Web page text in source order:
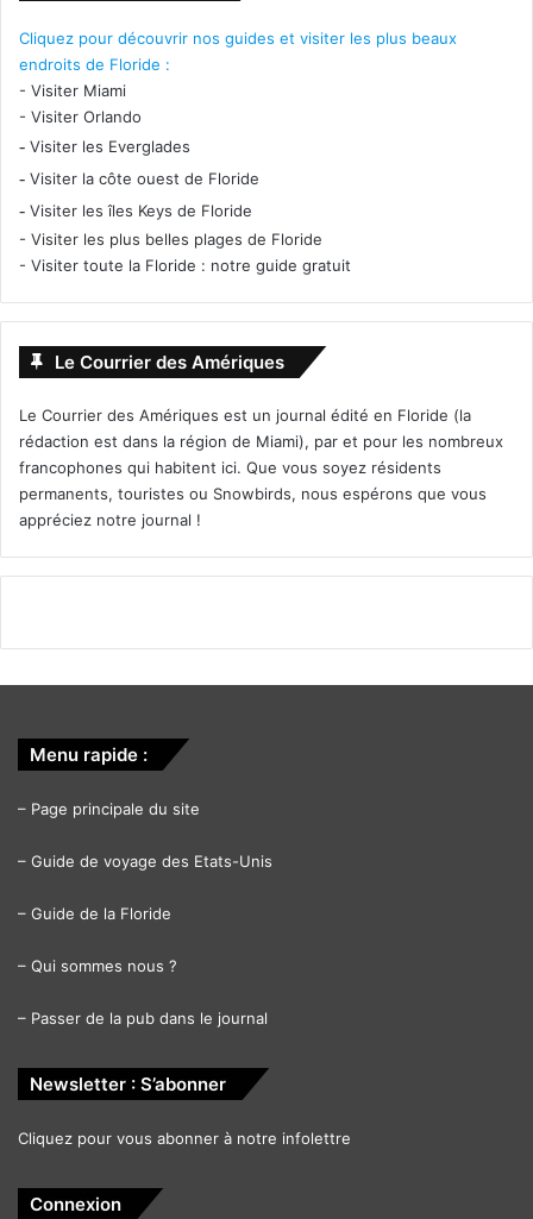
Cliquez pour découvrir nos guides et visiter les plus beaux
endroits de Floride :
- Visiter Miami
- Visiter Orlando
- Visiter les Everglades
- Visiter la côte ouest de Floride
- Visiter les îles Keys de Floride
- Visiter les plus belles plages de Floride
- Visiter toute la Floride : notre guide gratuit
Le Courrier des Amériques
Le Courrier des Amériques est un journal édité en Floride (la
rédaction est dans la région de Miami), par et pour les nombreux
francophones qui habitent ici. Que vous soyez résidents
permanents, touristes ou Snowbirds, nous espérons que vous
appréciez notre journal !
Menu rapide :
– Page principale du site
– Guide de voyage des Etats-Unis
– Guide de la Floride
– Qui sommes nous ?
– Passer de la pub dans le journal
Newsletter : S’abonner
Cliquez pour vous abonner à notre infolettre
Connexion